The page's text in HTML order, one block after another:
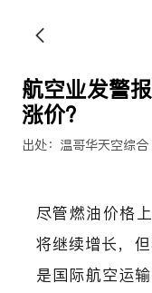
航空业发警
涨价？
出处：温哥华天空综合
尽管燃油价格
将继续增长，
是国际航空运